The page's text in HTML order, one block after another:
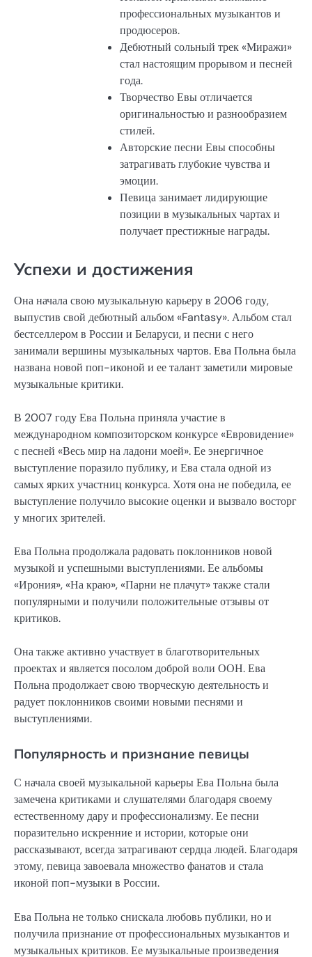
профессиональных музыкантов и
продюсеров.
Дебютный сольный трек «Миражи»
стал настоящим прорывом и песней
года.
Творчество Евы отличается
оригинальностью и разнообразием
стилей.
Авторские песни Евы способны
затрагивать глубокие чувства и
эмоции.
Певица занимает лидирующие
позиции в музыкальных чартах и
получает престижные награды.
Успехи и достижения
Она начала свою музыкальную карьеру в 2006 году,
выпустив свой дебютный альбом «Fantasy». Альбом стал
бестселлером в России и Беларуси, и песни с него
занимали вершины музыкальных чартов. Ева Польна была
названа новой поп-иконой и ее талант заметили мировые
музыкальные критики.
В 2007 году Ева Польна приняла участие в
международном композиторском конкурсе «Евровидение»
с песней «Весь мир на ладони моей». Ее энергичное
выступление поразило публику, и Ева стала одной из
самых ярких участниц конкурса. Хотя она не победила, ее
выступление получило высокие оценки и вызвало восторг
у многих зрителей.
Ева Польна продолжала радовать поклонников новой
музыкой и успешными выступлениями. Ее альбомы
«Ирония», «На краю», «Парни не плачут» также стали
популярными и получили положительные отзывы от
критиков.
Она также активно участвует в благотворительных
проектах и является посолом доброй воли ООН. Ева
Польна продолжает свою творческую деятельность и
радует поклонников своими новыми песнями и
выступлениями.
Популярность и признание певицы
С начала своей музыкальной карьеры Ева Польна была
замечена критиками и слушателями благодаря своему
естественному дару и профессионализму. Ее песни
поразительно искренние и истории, которые они
рассказывают, всегда затрагивают сердца людей. Благодаря
этому, певица завоевала множество фанатов и стала
иконой поп-музыки в России.
Ева Польна не только снискала любовь публики, но и
получила признание от профессиональных музыкантов и
музыкальных критиков. Ее музыкальные произведения